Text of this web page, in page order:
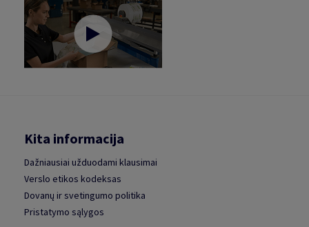
Kita informacija
Dažniausiai užduodami klausimai
Verslo etikos kodeksas
Dovanų ir svetingumo politika
Pristatymo sąlygos